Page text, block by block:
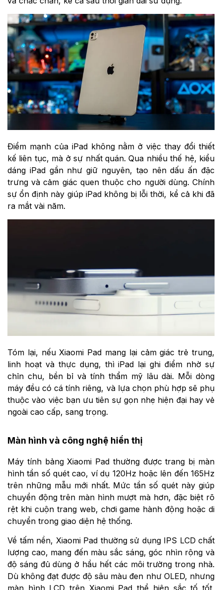
Điểm mạnh của iPad không nằm ở việc thay đổi thiết
kế liên tục, mà ở sự nhất quán. Qua nhiều thế hệ, kiểu
dáng iPad gần như giữ nguyên, tạo nên dấu ấn đặc
trưng và cảm giác quen thuộc cho người dùng. Chính
sự ổn định này giúp iPad không bị lỗi thời, kể cả khi đã
ra mắt vài năm.
Tóm lại, nếu Xiaomi Pad mang lại cảm giác trẻ trung,
linh hoạt và thực dụng, thì iPad lại ghi điểm nhờ sự
chỉn chu, bền bỉ và tính thẩm mỹ lâu dài. Mỗi dòng
máy đều có cá tính riêng, và lựa chọn phù hợp sẽ phụ
thuộc vào việc bạn ưu tiên sự gọn nhẹ hiện đại hay vẻ
ngoài cao cấp, sang trọng.
Màn hình và công nghệ hiển thị
Máy tính bảng Xiaomi Pad thường được trang bị màn
hình tần số quét cao, ví dụ 120Hz hoặc lên đến 165Hz
trên những mẫu mới nhất. Mức tần số quét này giúp
chuyển động trên màn hình mượt mà hơn, đặc biệt rõ
rệt khi cuộn trang web, chơi game hành động hoặc di
chuyển trong giao diện hệ thống.
Về tấm nền, Xiaomi Pad thường sử dụng IPS LCD chất
lượng cao, mang đến màu sắc sáng, góc nhìn rộng và
độ sáng đủ dùng ở hầu hết các môi trường trong nhà.
Dù không đạt được độ sâu màu đen như OLED, nhưng